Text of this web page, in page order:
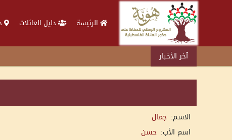
الرئيسة دليل العائلات
آخر الأخبار
الاسم: جمال
اسم الأب: حسن